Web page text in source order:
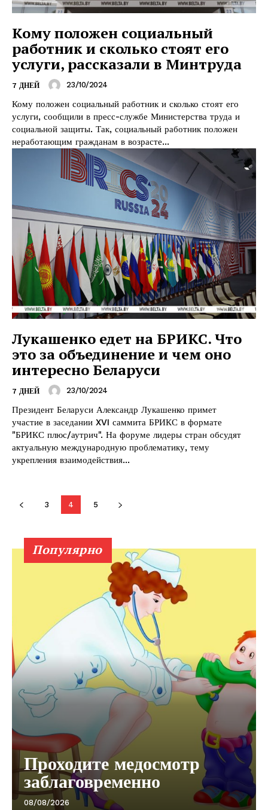
Газета
"Драгічынскі Веснік"
ПОДПИСАТЬСЯ
Редакция "ДВ"
Наша гісторыя
Контакты
Правила использования материалов
Электронные обращения
Кому положен социальный
работник и сколько стоят его
услуги, рассказали в Минтруда
7 ДНЕЙ 23/10/2024
Кому положен социальный работник и сколько стоят его
услуги, сообщили в пресс-службе Министерства труда и
социальной защиты. Так, социальный работник положен
неработающим гражданам в возрасте...
Лукашенко едет на БРИКС. Что
это за объединение и чем оно
интересно Беларуси
7 ДНЕЙ 23/10/2024
Президент Беларуси Александр Лукашенко примет
участие в заседании XVI саммита БРИКС в формате
"БРИКС плюс/аутрич". На форуме лидеры стран обсудят
актуальную международную проблематику, тему
укрепления взаимодействия...
3 4 5
Популярно
Проходите медосмотр
заблаговременно
08/08/2026